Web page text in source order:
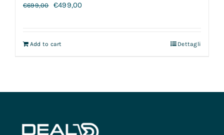
€699,00 €499,00
Add to cart Dettagli